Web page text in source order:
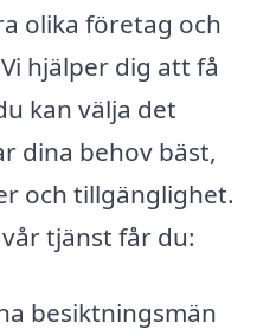
olika företag och
hjälper dig att få
kan välja det
dina behov bäst,
och tillgänglighet.
tjänst får du:
besiktningsmän